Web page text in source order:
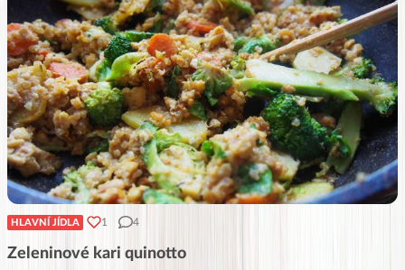
HLAVNÍ JÍDLA 1 4
Zeleninové kari quinotto